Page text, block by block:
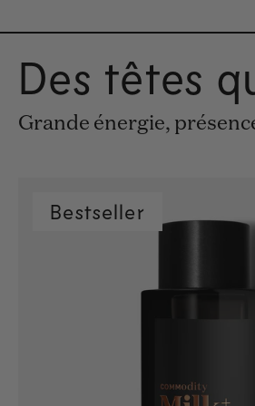
Des têtes
Grande énergie,
Bestseller